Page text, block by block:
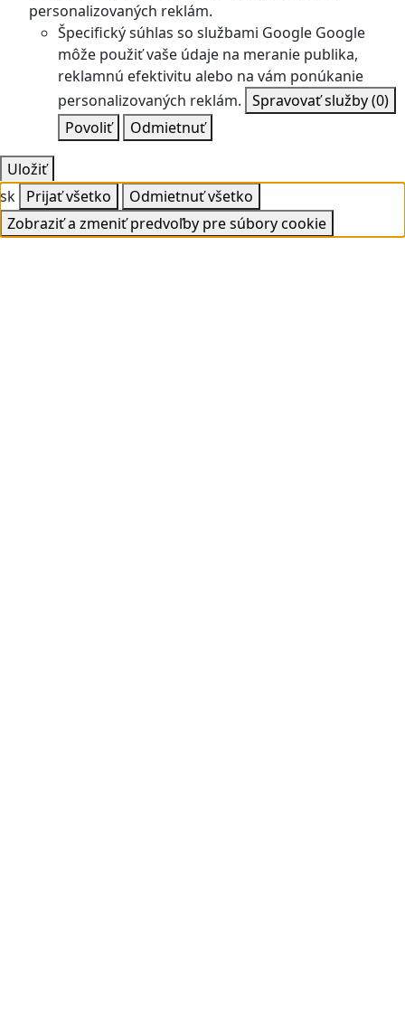
personalizovaných reklám.
Špecifický súhlas so službami Google Google
môže použiť vaše údaje na meranie publika,
reklamnú efektivitu alebo na vám ponúkanie
personalizovaných reklám. Spravovať služby(0)
Povoliť
Odmietnuť
Uložiť
sk Prijať všetko
Odmietnuť všetko
Zobraziť a zmeniť predvoľby pre súbory cookie